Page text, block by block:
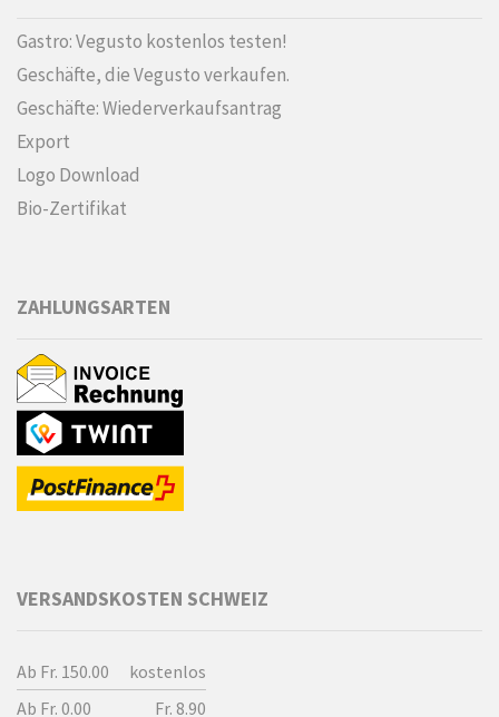
Gastro: Vegusto kostenlos testen!
Geschäfte, die Vegusto verkaufen.
Geschäfte: Wiederverkaufsantrag
Export
Logo Download
Bio-Zertifikat
ZAHLUNGSARTEN
VERSANDSKOSTEN SCHWEIZ
Ab Fr. 150.00
kostenlos
Ab Fr. 0.00
Fr. 8.90